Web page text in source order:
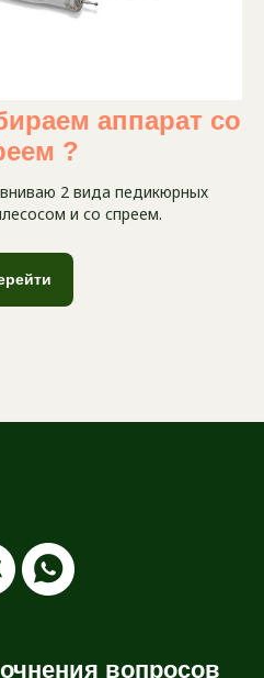
аппарат со
?
2 вида педикюрных
и со спреем.
вопросов